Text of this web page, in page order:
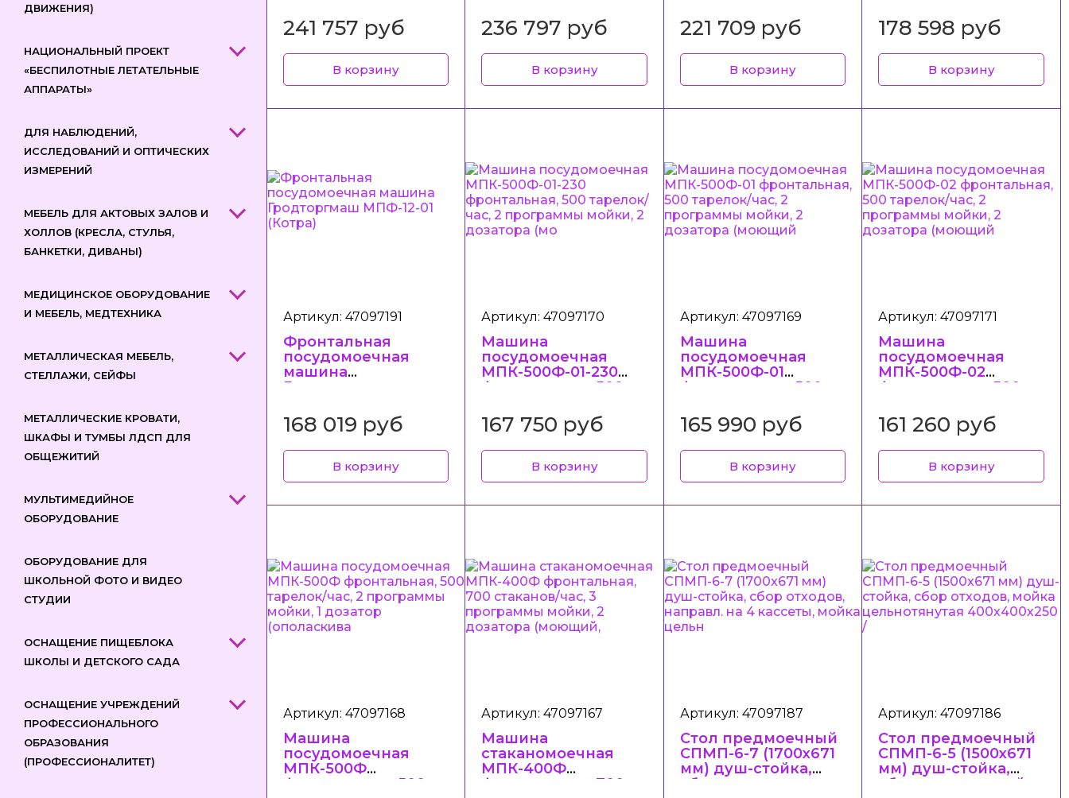
ДВИЖЕНИЯ)
НАЦИОНАЛЬНЫЙ ПРОЕКТ
«БЕСПИЛОТНЫЕ ЛЕТАТЕЛЬНЫЕ
АППАРАТЫ»
ДЛЯ НАБЛЮДЕНИЙ,
ИССЛЕДОВАНИЙ И ОПТИЧЕСКИХ
ИЗМЕРЕНИЙ
МЕБЕЛЬ ДЛЯ АКТОВЫХ ЗАЛОВ И
ХОЛЛОВ (КРЕСЛА, СТУЛЬЯ,
БАНКЕТКИ, ДИВАНЫ)
МЕДИЦИНСКОЕ ОБОРУДОВАНИЕ
И МЕБЕЛЬ, МЕДТЕХНИКА
МЕТАЛЛИЧЕСКАЯ МЕБЕЛЬ,
СТЕЛЛАЖИ, СЕЙФЫ
МЕТАЛЛИЧЕСКИЕ КРОВАТИ,
ШКАФЫ И ТУМБЫ ЛДСП ДЛЯ
ОБЩЕЖИТИЙ
МУЛЬТИМЕДИЙНОЕ
ОБОРУДОВАНИЕ
ОБОРУДОВАНИЕ ДЛЯ
ШКОЛЬНОЙ ФОТО И ВИДЕО
СТУДИИ
ОСНАЩЕНИЕ ПИЩЕБЛОКА
ШКОЛЫ И ДЕТСКОГО САДА
ОСНАЩЕНИЕ УЧРЕЖДЕНИЙ
ПРОФЕССИОНАЛЬНОГО
ОБРАЗОВАНИЯ
(ПРОФЕССИОНАЛИТЕТ)
241 757 руб
В корзину
программы мойки, 1
дозатор (ополаскив
236 797 руб
В корзину
221 709 руб
В корзину
помпа
178 598 руб
В корзину
Артикул: 47097191
Фронтальная
посудомоечная
машина
Гродторгмаш
168 019 руб
В корзину
Артикул: 47097170
Машина
посудомоечная
МПК-500Ф-01-230
фронтальная, 500
программы мойки,
2 дозатора (мо
167 750 руб
В корзину
Артикул: 47097169
Машина
посудомоечная
МПК-500Ф-01
фронтальная, 500
программы мойки,
2 дозатора
(моющий
165 990 руб
В корзину
Артикул: 47097171
Машина
посудомоечная
МПК-500Ф-02
фронтальная, 500
программы мойки,
2 дозатора
(моющий
161 260 руб
В корзину
Артикул: 47097168
Машина
посудомоечная
МПК-500Ф
фронтальная, 500
Артикул: 47097167
Машина
стаканомоечная
МПК-400Ф
фронтальная, 700
Артикул: 47097187
Стол предмоечный
СПМП-6-7 (1700x671
мм) душ-стойка,
сбор отходов,
Артикул: 47097186
Стол предмоечный
СПМП-6-5 (1500x671
мм) душ-стойка,
сбор отходов, мойка